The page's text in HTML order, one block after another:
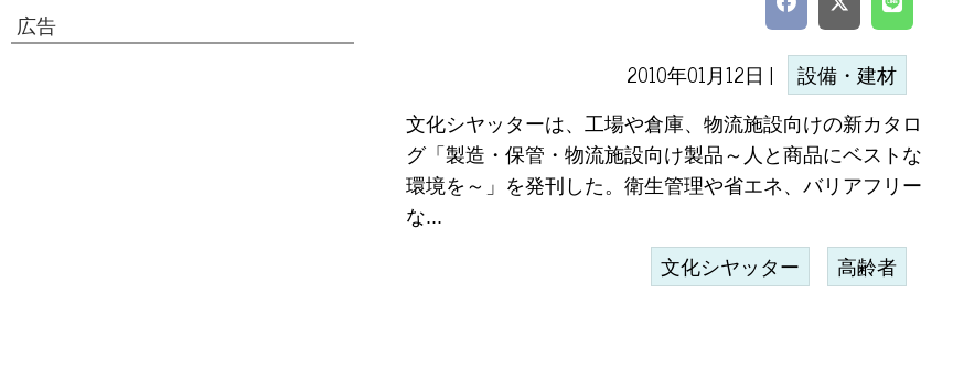
2010年01月12日 | 設備・建材
文化シヤッターは、工場や倉庫、物流施設向けの新カタロ
グ「製造・保管・物流施設向け製品～人と商品にベストな
環境を～」を発刊した。衛生管理や省エネ、バリアフリー
な...
文化シヤッター 高齢者
広告